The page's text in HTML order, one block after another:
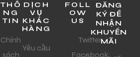
THÔ
NG
TIN
Chính
sách
DỊCH
VỤ
KHÁC
HÀNG
Yêu cầu
FOLL
OW
US
Twitter
Facebook
ĐĂNG
KÝ ĐỂ
NHẬN
KHUYẾN
MÃI